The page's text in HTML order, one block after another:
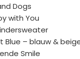
Dogs
with You
Blue – blauw &
Smile